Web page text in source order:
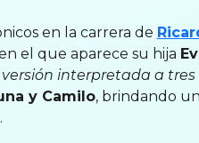
en la carrera de
el que aparece su hija
interpretada a tres
y Camilo, brindando